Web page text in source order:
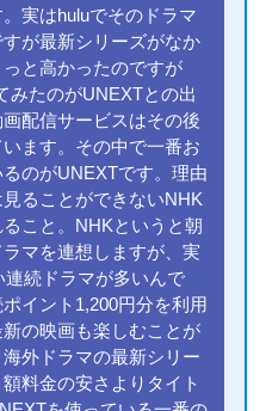
実はhuluでそのドラマ
が最新シリーズがなか
と高かったのですが
みたのがUNEXTとの出
配信サービスはその後
ます。その中で一番お
のがUNEXTです。理由
ることができないNHK
こと。NHKというと朝
ラマを連想しますが、実
連続ドラマが多いんで
イント1,200円分を利用
新の映画も楽しむことが
外ドラマの最新シリー
料金の安さよりタイト